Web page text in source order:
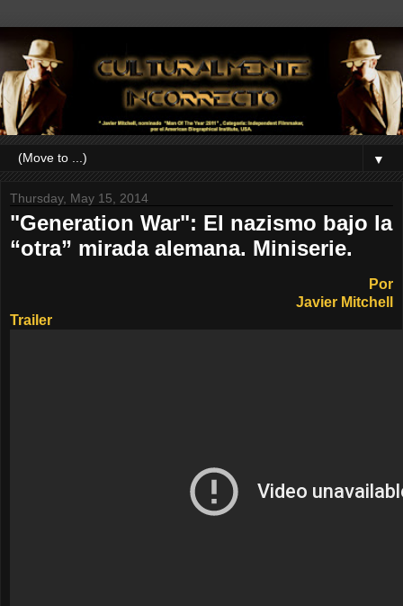
▼
Thursday, May 15, 2014
"Generation War": El nazismo bajo la
“otra” mirada alemana. Miniserie.
Por
Javier Mitchell
Trailer